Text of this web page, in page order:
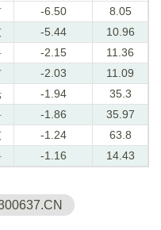
-6.50
8.05
-5.44
10.96
-2.15
11.36
-2.03
11.09
-1.94
35.3
-1.86
35.97
-1.24
63.8
-1.16 14.43